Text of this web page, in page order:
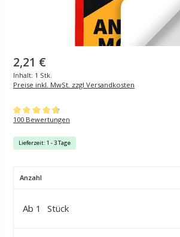
2,21 €
Inhalt: 1 Stk.
Preise inkl. MwSt. zzgl Versandkosten
Durchschnittliche Bewertung von 4.81 von 5 Sternen
100 Bewertungen
Lieferzeit: 1 - 3 Tage
Anzahl
Ab 1 Stück